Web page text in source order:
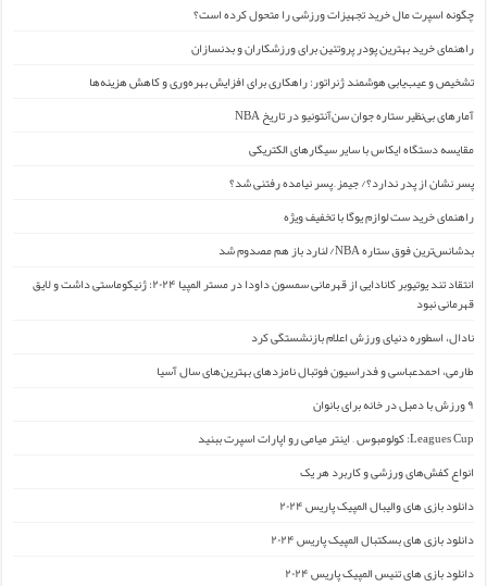
چگونه اسپرت مال خرید تجهیزات ورزشی را متحول کرده است؟
راهنمای خرید بهترین پودر پروتئین برای ورزشکاران و بدنسازان
تشخیص و عیب‌یابی هوشمند ژنراتور: راهکاری برای افزایش بهره‌وری و کاهش هزینه‌ها
آمارهای بی‌نظیر ستاره جوان سن‌آنتونیو در تاریخ NBA
مقایسه دستگاه ایکاس با سایر سیگارهای الکتریکی
پسر نشان از پدر ندارد؟/ جیمز ِ پسر نیامده رفتنی شد؟
راهنمای خرید ست لوازم یوگا با تخفیف ویژه
بدشانس‌ترین فوق ستاره NBA/ لنارد باز هم مصدوم شد
انتقاد تند یوتیوبر کانادایی از قهرمانی سمسون داودا در مستر المپیا ۲۰۲۴: ژنیکوماستی داشت و لایق
قهرمانی نبود
نادال، اسطوره دنیای ورزش اعلام بازنشستگی کرد
طارمی، احمدعباسی و فدراسیون فوتبال نامزدهای بهترین‌های سال آسیا
۹ ورزش با دمبل در خانه برای بانوان
Leagues Cup: کولومبوس – اینتر میامی رو اپارات اسپرت ببنید
انواع کفش‌های ورزشی و کاربرد هر یک
دانلود بازی های والیبال المپیک پاریس ۲۰۲۴
دانلود بازی های بسکتبال المپیک پاریس ۲۰۲۴
دانلود بازی های تنیس المپیک پاریس ۲۰۲۴